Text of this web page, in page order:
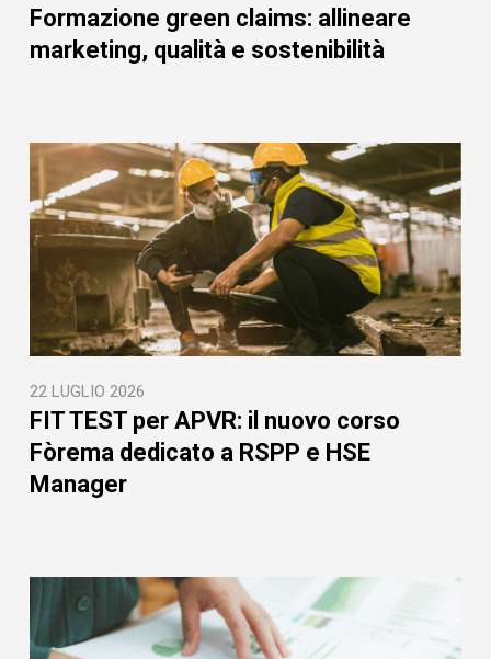
Formazione green claims: allineare
marketing, qualità e sostenibilità
22 LUGLIO 2026
FIT TEST per APVR: il nuovo corso
Fòrema dedicato a RSPP e HSE
Manager